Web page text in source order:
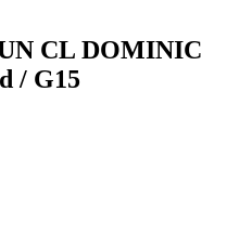
CL DOMINIC
/ G15